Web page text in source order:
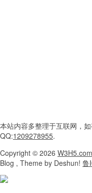
本站内容多整理于互联网，
QQ:1209278955.
Copyright © 2026
Blog , Theme by Deshun! 鲁